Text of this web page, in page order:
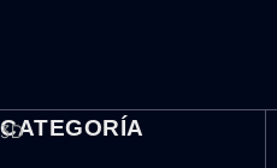
CATEGORÍA
3D